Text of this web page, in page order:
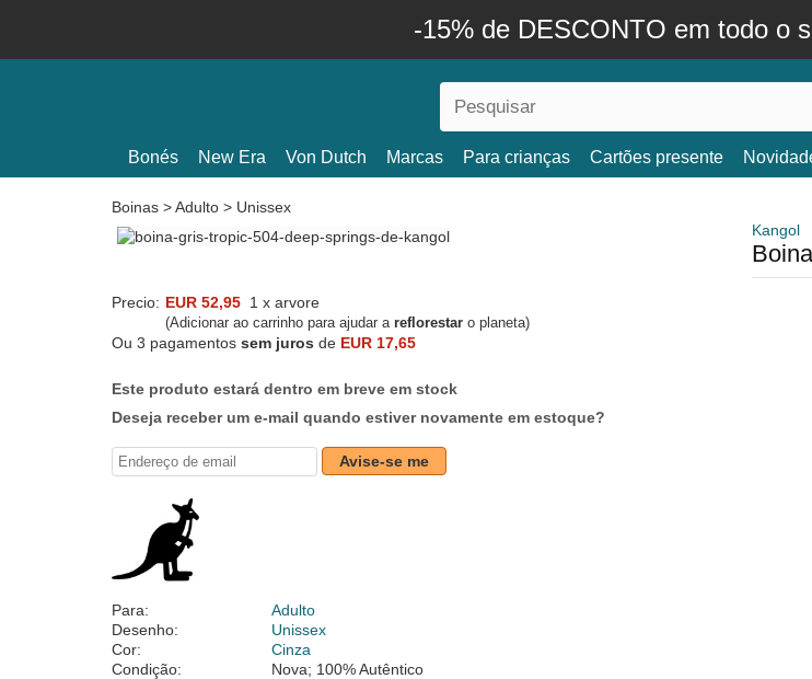
-15% de DESCONTO em todo o
Bonés New Era Von Dutch Marcas Para crianças Cartões presente
Boinas >Adulto > Unissex
Kangol
Precio: EUR 52,95 1 x arvore
(Adicionar ao carrinho para ajudar a reflorestar o planeta)
Ou 3 pagamentos sem juros de EUR 17,65
Este produto estará dentro em breve em stock
Deseja receber um e-mail quando estiver novamente em estoque?
Avise-se me
Para:
Adulto
Desenho:
Unissex
Cor:
Cinza
Condição:
Nova; 100% Autêntico